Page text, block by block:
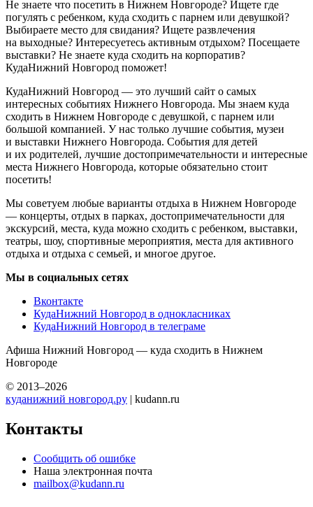
Не знаете что посетить в Нижнем Новгороде? Ищете где
погулять с ребенком, куда сходить с парнем или девушкой?
Выбираете место для свидания? Ищете развлечения
на выходные? Интересуетесь активным отдыхом? Посещаете
выставки? Не знаете куда сходить на корпоратив?
КудаНижний Новгород поможет!
КудаНижний Новгород — это лучший сайт о самых
интересных событиях Нижнего Новгорода. Мы знаем куда
сходить в Нижнем Новгороде с девушкой, с парнем или
большой компанией. У нас только лучшие события, музеи
и выставки Нижнего Новгорода. События для детей
и их родителей, лучшие достопримечательности и интересные
места Нижнего Новгорода, которые обязательно стоит
посетить!
Мы советуем любые варианты отдыха в Нижнем Новгороде
— концерты, отдых в парках, достопримечательности для
экскурсий, места, куда можно сходить с ребенком, выставки,
театры, шоу, спортивные мероприятия, места для активного
отдыха и отдыха с семьей, и многое другое.
Мы в социальных сетях
Вконтакте
КудаНижний Новгород в однокласниках
КудаНижний Новгород в телеграме
Афиша Нижний Новгород — куда сходить в Нижнем
Новгороде
© 2013–2026
куданижний новгород.ру | kudann.ru
Контакты
Сообщить об ошибке
Наша электронная почта
mailbox@kudann.ru